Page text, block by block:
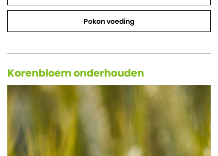
Pokon voeding
Korenbloem onderhouden